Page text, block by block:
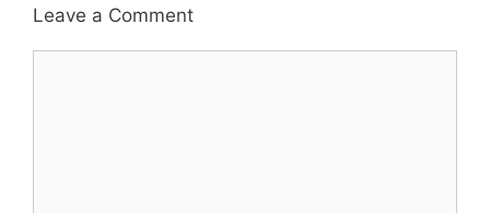
Leave a Comment